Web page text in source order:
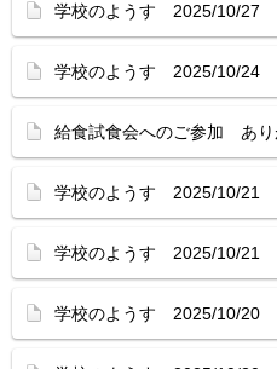
学校のようす 2025/10/27
学校のようす 2025/10/24
給食試食会へのご参加 あり
学校のようす 2025/10/21
学校のようす 2025/10/21
学校のようす 2025/10/20